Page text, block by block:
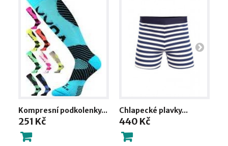
Kompresní podkolenky...
251 Kč
Chlapecké plavky...
440 Kč